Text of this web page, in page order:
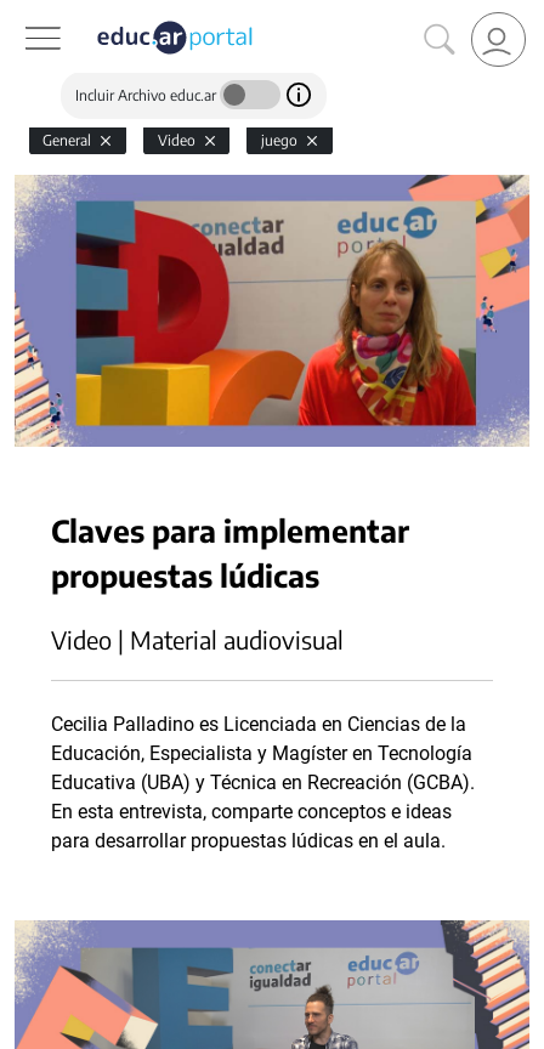
Incluir Archivo educ.ar
General Video juego
Claves para implementar
propuestas lúdicas
Video | Material audiovisual
Cecilia Palladino es Licenciada en Ciencias de la
Educación, Especialista y Magíster en Tecnología
Educativa (UBA) y Técnica en Recreación (GCBA).
En esta entrevista, comparte conceptos e ideas
para desarrollar propuestas lúdicas en el aula.